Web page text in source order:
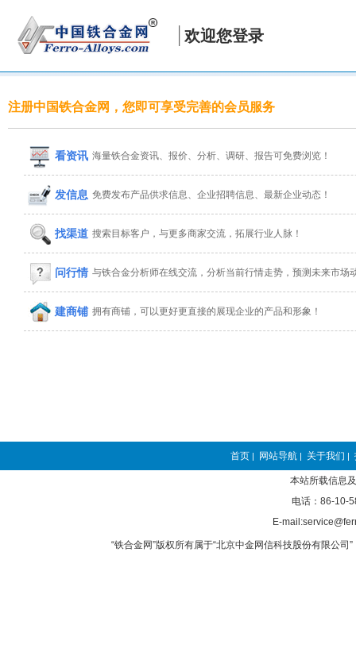
欢迎您登录
注册中国铁合金网，您即可享受完善的会员服务
看资讯 海量铁合金资讯、报价、分析、调研、报告可免费浏览！
发信息 免费发布产品供求信息、企业招聘信息、最新企业动态！
找渠道 搜索目标客户，与更多商家交流，拓展行业人脉！
问行情 与铁合金分析师在线交流，分析当前行情走势，预测未来市场
建商铺 拥有商铺，可以更好更直接的展现企业的产品和形象！
首页 | 网站导航 | 关于我们 |
本站所载信息
电话：86-10-
E-
“铁合金网”版权所有属于“北京中金网信科技股份有限公司